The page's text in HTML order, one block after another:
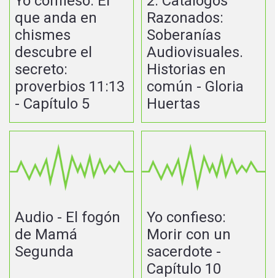
que anda en
chismes
descubre el
secreto:
proverbios 11:13
- Capítulo 5
Razonados:
Soberanías
Audiovisuales.
Historias en
común - Gloria
Huertas
Audio - El fogón
de Mamá
Segunda
Yo confieso:
Morir con un
sacerdote -
Capítulo 10